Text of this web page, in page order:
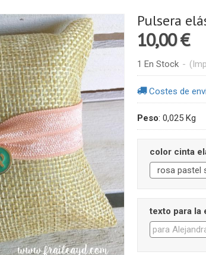
Pulsera
10,00 €
1 En Stock -
Costes de
Peso: 0,025 Kg
color cinta
texto para la